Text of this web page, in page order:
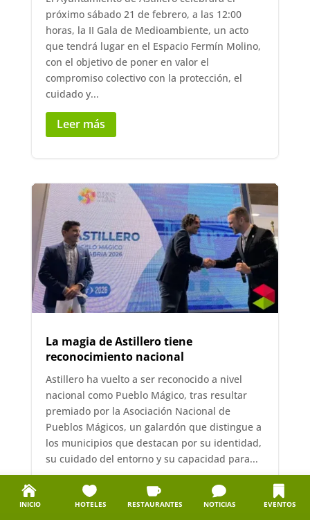
INICIO HOTELES RESTAURANTES NOTICIAS EVENTOS
próximo sábado 21 de febrero, a las 12:00
horas, la II Gala de Medioambiente, un acto
que tendrá lugar en el Espacio Fermín Molino,
con el objetivo de poner en valor el
compromiso colectivo con la protección, el
cuidado y...
Leer más
La magia de Astillero tiene
reconocimiento nacional
Astillero ha vuelto a ser reconocido a nivel
nacional como Pueblo Mágico, tras resultar
premiado por la Asociación Nacional de
Pueblos Mágicos, un galardón que distingue a
los municipios que destacan por su identidad,
su cuidado del entorno y su capacidad para...
Leer más